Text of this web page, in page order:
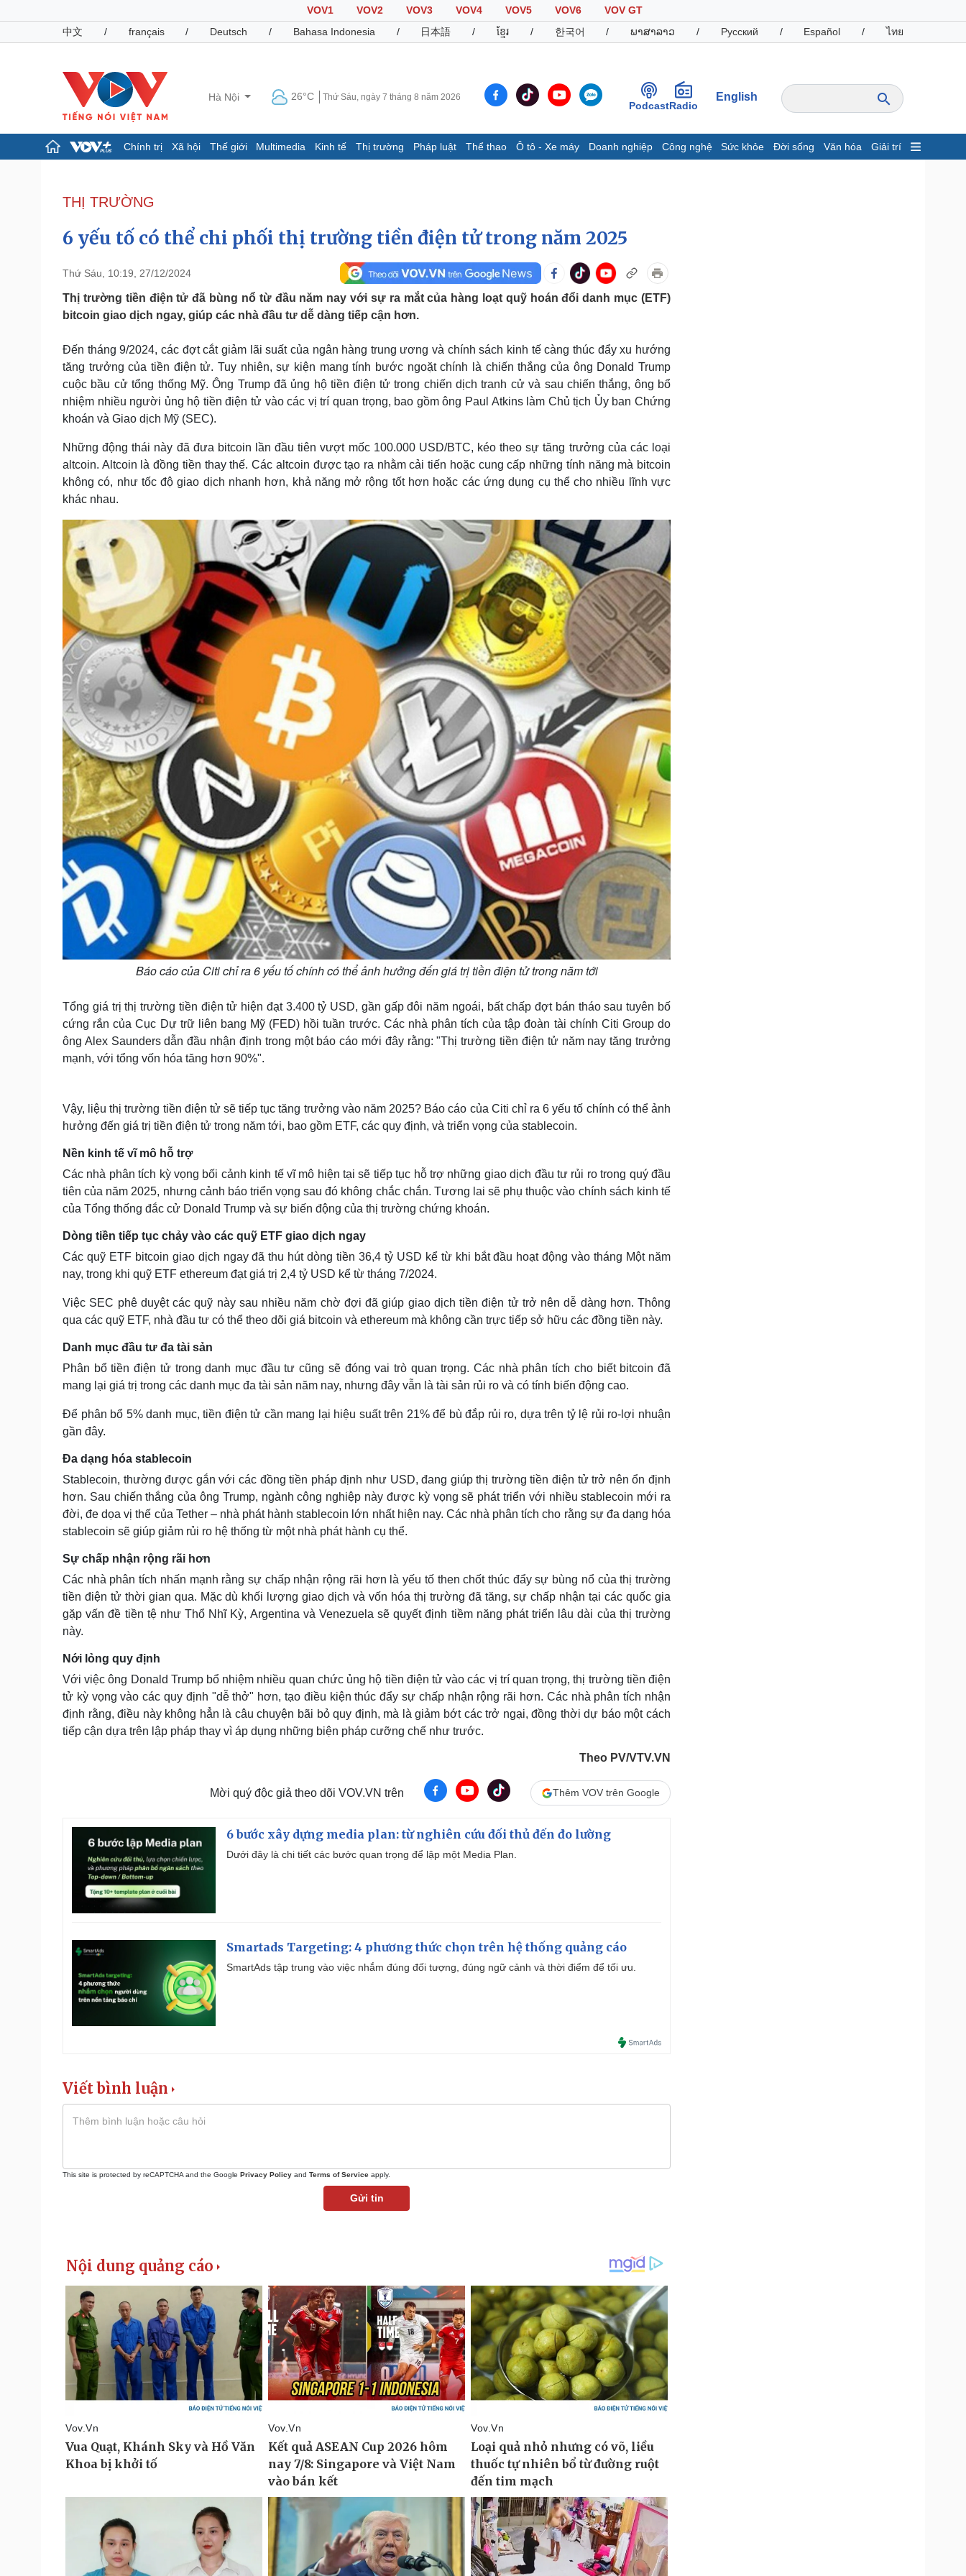
VOV1 VOV2 VOV3 VOV4 VOV5 VOV6
VOV GT
中文
/ français / Deutsch / Bahasa Indonesia / 日本語 / ខ្មែរ / 한국어 / ພາສາລາວ / Русский / Español / ไทย
Hà Nội 26°C Thứ Sáu, ngày 7 tháng 8 năm 2026
PodcastRadio
English
Chính trị Xã hội Thế giới Multimedia Kinh tế Thị trường Pháp luật Thể thao Ô tô - Xe máy Doanh nghiệp Công nghệ Sức khỏe Đời sống Văn hóa Giải trí
Đảng
Tổ chức nhân sự
Quốc hội
Nhận diện sự thật
Dấu ấn VOV
Infographic
Pháp luật
Vụ án
Tư vấn luật
Quân sự - Quốc phòng
Vũ khí
Phân tích
Thể thao
Bóng đá
Thế giới thể thao
eSports
Ô tô - Xe máy
Tư vấn
Doanh nghiệp
Doanh nhân
Vì cộng đồng
Sức khỏe
Dinh dưỡng - món ngon
Sản phụ khoa
Nhi khoa
Nam khoa
Làm đẹp - giảm cân
Ăn sạch sống khỏe
Đời sống
Nhà đẹp
Tình yêu - Gia đình
Văn hóa
Âm nhạc
Di sản
Giải trí
Sao Việt
Du lịch
check-in
Cải chính
THỊ TRƯỜNG
6 yếu tố có thể chi phối thị trường tiền điện tử trong năm 2025
Thứ Sáu, 10:19, 27/12/2024
Thị trường tiền điện tử đã bùng nổ từ đầu năm nay với sự ra mắt của hàng loạt quỹ hoán đổi danh mục (ETF)
bitcoin giao dịch ngay, giúp các nhà đầu tư dễ dàng tiếp cận hơn.
Đến tháng 9/2024, các đợt cắt giảm lãi suất của ngân hàng trung ương và chính sách kinh tế càng thúc đẩy xu hướng
tăng trưởng của tiền điện tử. Tuy nhiên, sự kiện mang tính bước ngoặt chính là chiến thắng của ông Donald Trump
cuộc bầu cử tổng thống Mỹ. Ông Trump đã ủng hộ tiền điện tử trong chiến dịch tranh cử và sau chiến thắng, ông bổ
nhiệm nhiều người ủng hộ tiền điện tử vào các vị trí quan trọng, bao gồm ông Paul Atkins làm Chủ tịch Ủy ban Chứng
khoán và Giao dịch Mỹ (SEC).
Những động thái này đã đưa bitcoin lần đầu tiên vượt mốc 100.000 USD/BTC, kéo theo sự tăng trưởng của các loại
altcoin. Altcoin là đồng tiền thay thế. Các altcoin được tạo ra nhằm cải tiến hoặc cung cấp những tính năng mà bitcoin
không có, như tốc độ giao dịch nhanh hơn, khả năng mở rộng tốt hơn hoặc các ứng dụng cụ thể cho nhiều lĩnh vực
khác nhau.
Báo cáo của Citi chỉ ra 6 yếu tố chính có thể ảnh hưởng đến giá trị tiền điện tử trong năm tới
Tổng giá trị thị trường tiền điện tử hiện đạt 3.400 tỷ USD, gần gấp đôi năm ngoái, bất chấp đợt bán tháo sau tuyên bố
cứng rắn của Cục Dự trữ liên bang Mỹ (FED) hồi tuần trước. Các nhà phân tích của tập đoàn tài chính Citi Group do
ông Alex Saunders dẫn đầu nhận định trong một báo cáo mới đây rằng: "Thị trường tiền điện tử năm nay tăng trưởng
mạnh, với tổng vốn hóa tăng hơn 90%".
Vậy, liệu thị trường tiền điện tử sẽ tiếp tục tăng trưởng vào năm 2025? Báo cáo của Citi chỉ ra 6 yếu tố chính có thể ảnh
hưởng đến giá trị tiền điện tử trong năm tới, bao gồm ETF, các quy định, và triển vọng của stablecoin.
Nền kinh tế vĩ mô hỗ trợ
Các nhà phân tích kỳ vọng bối cảnh kinh tế vĩ mô hiện tại sẽ tiếp tục hỗ trợ những giao dịch đầu tư rủi ro trong quý đầu
tiên của năm 2025, nhưng cảnh báo triển vọng sau đó không chắc chắn. Tương lai sẽ phụ thuộc vào chính sách kinh tế
của Tổng thống đắc cử Donald Trump và sự biến động của thị trường chứng khoán.
Dòng tiền tiếp tục chảy vào các quỹ ETF giao dịch ngay
Các quỹ ETF bitcoin giao dịch ngay đã thu hút dòng tiền 36,4 tỷ USD kể từ khi bắt đầu hoạt động vào tháng Một năm
nay, trong khi quỹ ETF ethereum đạt giá trị 2,4 tỷ USD kể từ tháng 7/2024.
Việc SEC phê duyệt các quỹ này sau nhiều năm chờ đợi đã giúp giao dịch tiền điện tử trở nên dễ dàng hơn. Thông
qua các quỹ ETF, nhà đầu tư có thể theo dõi giá bitcoin và ethereum mà không cần trực tiếp sở hữu các đồng tiền này.
Danh mục đầu tư đa tài sản
Phân bổ tiền điện tử trong danh mục đầu tư cũng sẽ đóng vai trò quan trọng. Các nhà phân tích cho biết bitcoin đã
mang lại giá trị trong các danh mục đa tài sản năm nay, nhưng đây vẫn là tài sản rủi ro và có tính biến động cao.
Để phân bổ 5% danh mục, tiền điện tử cần mang lại hiệu suất trên 21% để bù đắp rủi ro, dựa trên tỷ lệ rủi ro-lợi nhuận
gần đây.
Đa dạng hóa stablecoin
Stablecoin, thường được gắn với các đồng tiền pháp định như USD, đang giúp thị trường tiền điện tử trở nên ổn định
hơn. Sau chiến thắng của ông Trump, ngành công nghiệp này được kỳ vọng sẽ phát triển với nhiều stablecoin mới ra
đời, đe dọa vị thế của Tether – nhà phát hành stablecoin lớn nhất hiện nay. Các nhà phân tích cho rằng sự đa dạng hóa
stablecoin sẽ giúp giảm rủi ro hệ thống từ một nhà phát hành cụ thể.
Sự chấp nhận rộng rãi hơn
Các nhà phân tích nhấn mạnh rằng sự chấp nhận rộng rãi hơn là yếu tố then chốt thúc đẩy sự bùng nổ của thị trường
tiền điện tử thời gian qua. Mặc dù khối lượng giao dịch và vốn hóa thị trường đã tăng, sự chấp nhận tại các quốc gia
gặp vấn đề tiền tệ như Thổ Nhĩ Kỳ, Argentina và Venezuela sẽ quyết định tiềm năng phát triển lâu dài của thị trường
này.
Nới lỏng quy định
Với việc ông Donald Trump bổ nhiệm nhiều quan chức ủng hộ tiền điện tử vào các vị trí quan trọng, thị trường tiền điện
tử kỳ vọng vào các quy định "dễ thở" hơn, tạo điều kiện thúc đẩy sự chấp nhận rộng rãi hơn. Các nhà phân tích nhận
định rằng, điều này không hẳn là câu chuyện bãi bỏ quy định, mà là giảm bớt các trở ngại, đồng thời dự báo một cách
tiếp cận dựa trên lập pháp thay vì áp dụng những biện pháp cưỡng chế như trước.
Theo PV/VTV.VN
Mời quý độc giả theo dõi VOV.VN trên Thêm VOV trên Google
6 bước xây dựng media plan: từ nghiên cứu đối thủ đến đo lường
Dưới đây là chi tiết các bước quan trọng để lập một Media Plan.
Smartads Targeting: 4 phương thức chọn trên hệ thống quảng cáo
SmartAds tập trung vào việc nhắm đúng đối tượng, đúng ngữ cảnh và thời điểm để tối ưu.
Viết bình luận
This site is protected by reCAPTCHA and the Google Privacy Policy and Terms of Service apply.
Gửi tin